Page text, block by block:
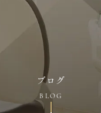
ブログ
BLOG